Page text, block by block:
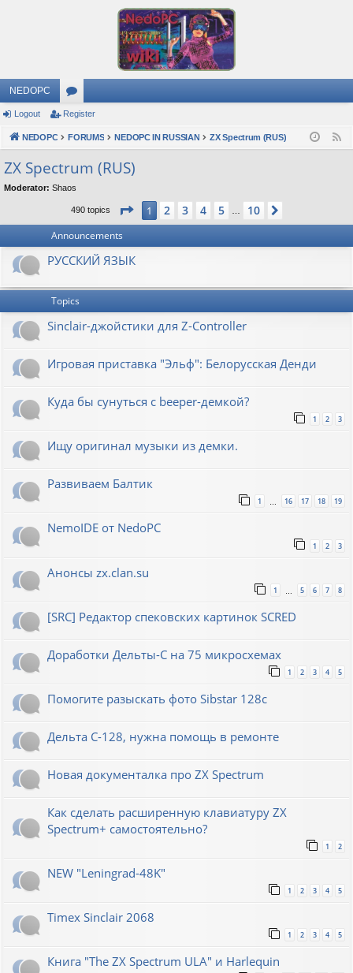
NEDOPC
or
u
s
Logout Register
NEDOPC FORUMS NEDOPC IN RUSSIAN ZX Spectrum (RUS)
ZX Spectrum (RUS)
Moderator: Shaos
490 topics Page 1of10
1 2 3 4 5 10
Announcements
РУССКИЙ ЯЗЫК
Topics
Sinclair-джойстики для Z-Controller
Игровая приставка "Эльф": Белорусская Денди
Куда бы сунуться с beeper-демкой?
1 2 3
Ищу оригинал музыки из демки.
Развиваем Балтик
1 … 16 17 18 19
NemoIDE от NedoPC
1 2 3
Анонсы zx.clan.su
1 5 6 7 8
[SRC] Редактор спековских картинок SCRED
Доработки Дельты-С на 75 микросхемах
1 2 3 4 5
Помогите разыскать фото Sibstar 128с
Дельта С-128, нужна помощь в ремонте
Новая документалка про ZX Spectrum
Как сделать расширенную клавиатуру ZX
Spectrum+ самостоятельно?
1 2
NEW "Leningrad-48K"
1 2 3 4 5
Timex Sinclair 2068
1 2 3 4 5
Книга "The ZX Spectrum ULA" и Harlequin